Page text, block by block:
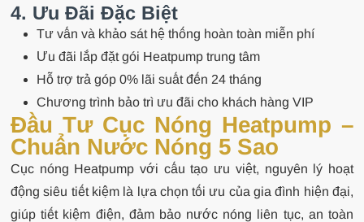
4. Ưu Đãi Đặc Biệt
Tư vấn và khảo sát hệ thống hoàn toàn miễn phí
Ưu đãi lắp đặt gói Heatpump trung tâm
Hỗ trợ trả góp 0% lãi suất đến 24 tháng
Chương trình bảo trì ưu đãi cho khách hàng VIP
Đầu Tư Cục Nóng Heatpump –
Chuẩn Nước Nóng 5 Sao
Cục nóng Heatpump với cấu tạo ưu việt, nguyên lý hoạt
động siêu tiết kiệm là lựa chọn tối ưu của gia đình hiện đại,
giúp tiết kiệm điện, đảm bảo nước nóng liên tục, an toàn